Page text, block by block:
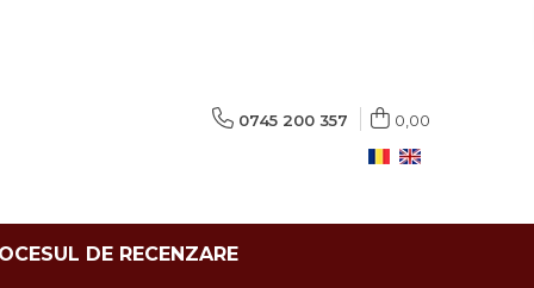
0745 200 357 0,00
DE RECENZARE